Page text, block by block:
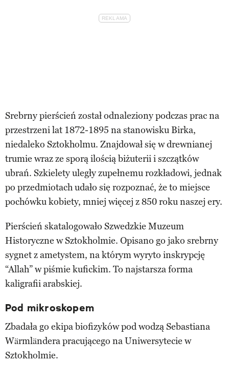
Srebrny pierścień został odnaleziony podczas prac na
przestrzeni lat 1872-1895 na stanowisku Birka,
niedaleko Sztokholmu. Znajdował się w drewnianej
trumie wraz ze sporą ilością biżuterii i szczątków
ubrań. Szkielety uległy zupełnemu rozkładowi, jednak
po przedmiotach udało się rozpoznać, że to miejsce
pochówku kobiety, mniej więcej z 850 roku naszej ery.
Pierścień skatalogowało Szwedzkie Muzeum
Historyczne w Sztokholmie. Opisano go jako srebrny
sygnet z ametystem, na którym wyryto inskrypcję
“Allah” w piśmie kufickim. To najstarsza forma
kaligrafii arabskiej.
Pod mikroskopem
Zbadała go ekipa biofizyków pod wodzą Sebastiana
Wärmländera pracującego na Uniwersytecie w
Sztokholmie.